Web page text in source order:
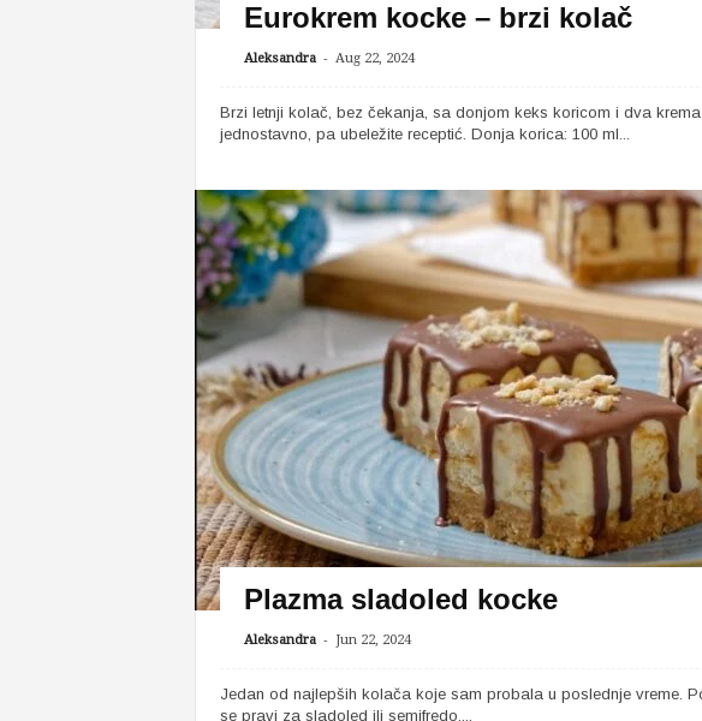
Eurokrem kocke – brzi kolač
Aleksandra - Aug 22, 2024
Brzi letnji kolač, bez čekanja, sa donjom keks koricom i dva
jednostavno, pa ubeležite receptić. Donja korica: 100 ml...
Plazma sladoled kocke
Aleksandra - Jun 22, 2024
Jedan od najlepših kolača koje sam probala u poslednje vreme.
se pravi za sladoled ili semifredo,...